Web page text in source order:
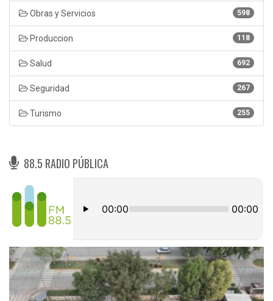
598
Obras y Servicios
118
Produccion
692
Salud
267
Seguridad
255
Turismo
88.5 RADIO PÚBLICA